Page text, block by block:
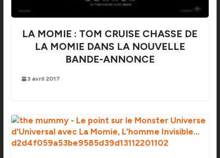
LA MOMIE : TOM CRUISE CHASSE DE
LA MOMIE DANS LA NOUVELLE
BANDE-ANNONCE
3 avril 2017